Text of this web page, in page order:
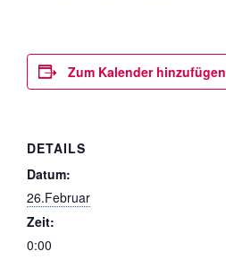
Zum Kalender hinzufügen
DETAILS
Datum:
26.Februar
Zeit:
0:00